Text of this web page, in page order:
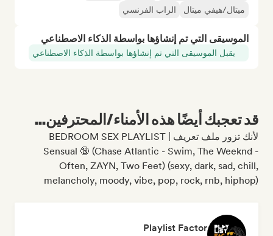
ميتال/هيفي ميتال الراب الفرنسي
الموسيقى التي تم إنشاؤها بواسطة الذكاء الاصطناعي
يقبل الموسيقى التي تم إنشاؤها بواسطة الذكاء الاصطناعي
قد تعجبك أيضًا هذه الأمناء/المحترفين...
لأنك تزور ملف تعريف BEDROOM SEX PLAYLIST |
Sensual 🔞 (Chase Atlantic - Swim, The Weeknd -
Often, ZAYN, Two Feet) (sexy, dark, sad, chill,
melancholy, moody, vibe, pop, rock, rnb, hiphop)
Playlist Factor